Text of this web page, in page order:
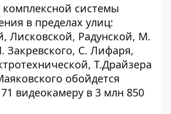
системы
в пределах улиц:
Лисковской, Радунской, М.
Закревского, С. Лифаря,
Т.Драйзера
обойдется
видеокамеру в 3 млн 850